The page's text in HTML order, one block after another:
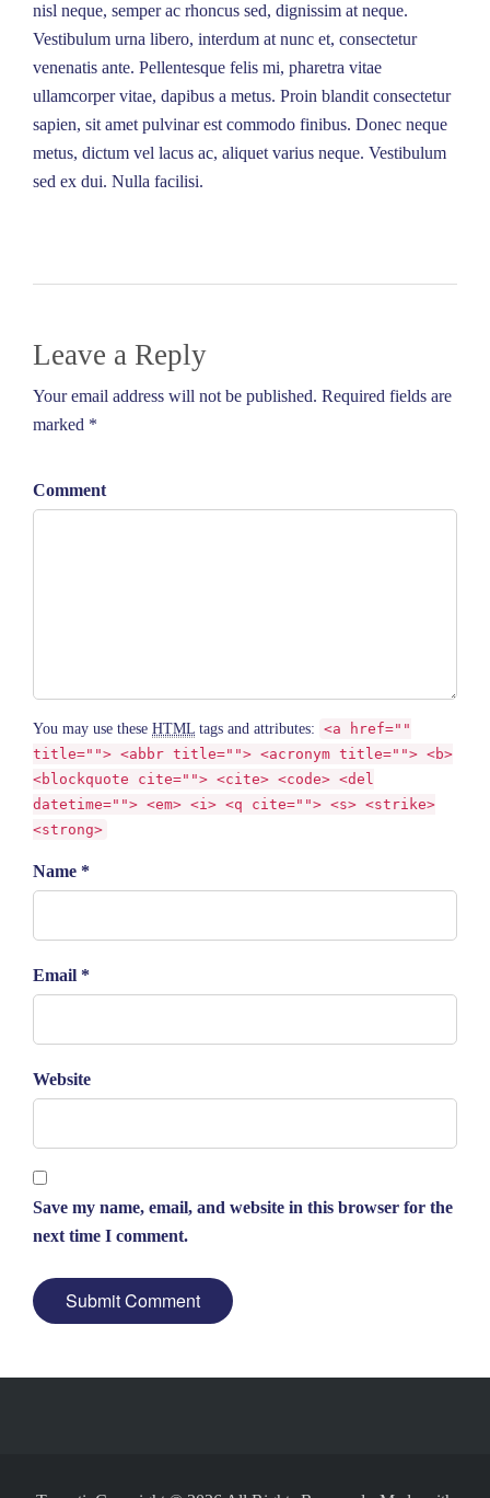
nisl neque, semper ac rhoncus sed, dignissim at neque.
Vestibulum urna libero, interdum at nunc et, consectetur
venenatis ante. Pellentesque felis mi, pharetra vitae
ullamcorper vitae, dapibus a metus. Proin blandit consectetur
sapien, sit amet pulvinar est commodo finibus. Donec neque
metus, dictum vel lacus ac, aliquet varius neque. Vestibulum
sed ex dui. Nulla facilisi.
Leave a Reply
Your email address will not be published. Required fields are
marked *
Comment
You may use these HTML tags and attributes: <a href=""
title=""> <abbr title=""> <acronym title=""> <b>
<blockquote cite=""> <cite> <code> <del
datetime=""> <em> <i> <q cite=""> <s> <strike>
<strong>
Name *
Email *
Website
Save my name, email, and website in this browser for the
next time I comment.